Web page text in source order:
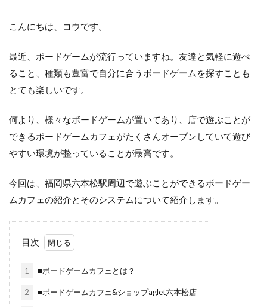
こんにちは、コウです。
最近、ボードゲームが流行っていますね。友達と気軽に遊べ
ること、種類も豊富で自分に合うボードゲームを探すことも
とても楽しいです。
何より、様々なボードゲームが置いてあり、店で遊ぶことが
できるボードゲームカフェがたくさんオープンしていて遊び
やすい環境が整っていることが最高です。
今回は、福岡県六本松駅周辺で遊ぶことができるボードゲー
ムカフェの紹介とそのシステムについて紹介します。
目次
1 ■ボードゲームカフェとは？
2 ■ボードゲームカフェ&ショップaglet六本松店